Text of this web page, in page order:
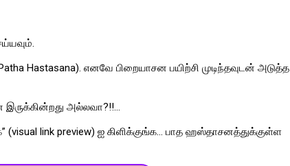
Hastasana). எனவே பிறையாசன பயிற்சி முடிந்தவுடன் அடுத்த
அல்லவா?!!…
link preview) ஐ கிளிக்குங்க… பாத ஹஸ்தாசனத்துக்குள்ள